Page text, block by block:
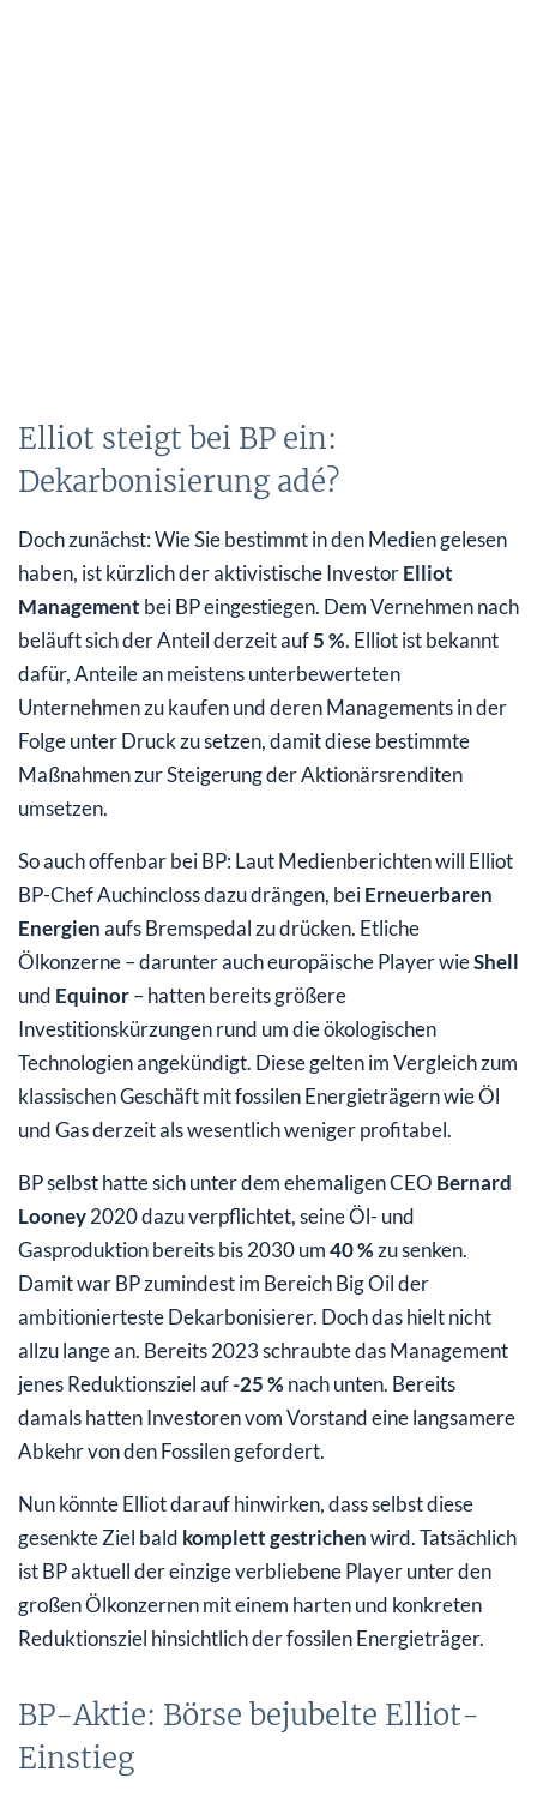
Elliot steigt bei BP ein:
Dekarbonisierung adé?
Doch zunächst: Wie Sie bestimmt in den Medien gelesen
haben, ist kürzlich der aktivistische InvestorElliot
Management bei BP eingestiegen. Dem Vernehmen nach
beläuft sich der Anteil derzeit auf5 %. Elliot ist bekannt
dafür, Anteile an meistens unterbewerteten
Unternehmen zu kaufen und deren Managements in der
Folge unter Druck zu setzen, damit diese bestimmte
Maßnahmen zur Steigerung der Aktionärsrenditen
umsetzen.
So auch offenbar bei BP: Laut Medienberichten will Elliot
BP-Chef Auchincloss dazu drängen, beiErneuerbaren
Energienaufs Bremspedal zu drücken. Etliche
Ölkonzerne – darunter auch europäische Player wieShell
und Equinor– hatten bereits größere
Investitionskürzungen rund um die ökologischen
Technologien angekündigt. Diese gelten im Vergleich zum
klassischen Geschäft mit fossilen Energieträgern wie Öl
und Gas derzeit als wesentlich weniger profitabel.
BP selbst hatte sich unter dem ehemaligen CEO Bernard
Looney2020 dazu verpflichtet, seine Öl- und
Gasproduktion bereits bis 2030 um40 %zu senken.
Damit war BP zumindest im Bereich Big Oil der
ambitionierteste Dekarbonisierer. Doch das hielt nicht
allzu lange an. Bereits 2023 schraubte das Management
jenes Reduktionsziel auf-25 % nach unten. Bereits
damals hatten Investoren vom Vorstand eine langsamere
Abkehr von den Fossilen gefordert.
Nun könnte Elliot darauf hinwirken, dass selbst diese
gesenkte Ziel bald komplett gestrichenwird. Tatsächlich
ist BP aktuell der einzige verbliebene Player unter den
großen Ölkonzernen mit einem harten und konkreten
Reduktionsziel hinsichtlich der fossilen Energieträger.
BP-Aktie: Börse bejubelte Elliot-
Einstieg